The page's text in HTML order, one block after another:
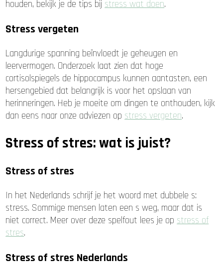
houden, bekijk je de tips bijstress wat doen.
Stress vergeten
Langdurige spanning beïnvloedt je geheugen en
leervermogen. Onderzoek laat zien dat hoge
cortisolspiegels de hippocampus kunnen aantasten, een
hersengebied dat belangrijk is voor het opslaan van
herinneringen. Heb je moeite om dingen te onthouden, kijk
dan eens naar onze adviezen op stress vergeten.
Stress of stres: wat is juist?
Stress of stres
In het Nederlands schrijf je het woord met dubbele s:
stress. Sommige mensen laten een s weg, maar dat is
niet correct. Meer over deze spelfout lees je opstress of
stres.
Stress of stres Nederlands